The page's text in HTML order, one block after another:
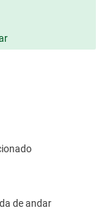
de andar